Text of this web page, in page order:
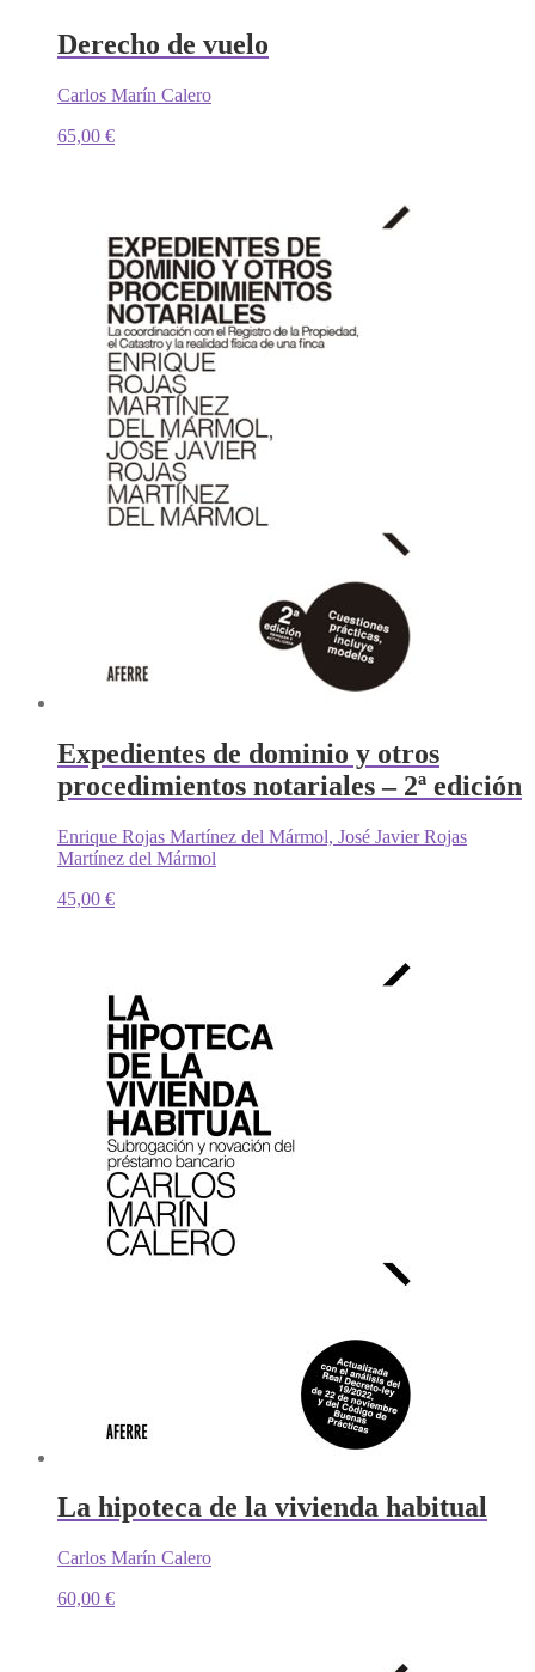
Derecho de vuelo
Carlos Marín Calero
65,00 €
Expedientes de dominio y otros
procedimientos notariales – 2ª edición
Enrique Rojas Martínez del Mármol, José Javier Rojas
Martínez del Mármol
45,00 €
La hipoteca de la vivienda habitual
Carlos Marín Calero
60,00 €